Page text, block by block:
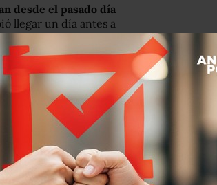
desde el pasado día
llegar un día antes a
El día 13 fue
por
al
correspondiente.